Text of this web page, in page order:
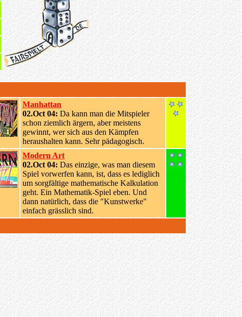
Manhattan
02.Oct 04: Da kann man die Mitspieler
schon ziemlich ärgern, aber meistens
gewinnt, wer sich aus den Kämpfen
heraushalten kann. Sehr pädagogisch.
Modern Art
02.Oct 04: Das einzige, was man diesem
Spiel vorwerfen kann, ist, dass es lediglich
um sorgfältige mathematische Kalkulation
geht. Ein Mathematik-Spiel eben. Und
dann natürlich, dass die "Kunstwerke"
einfach grässlich sind.